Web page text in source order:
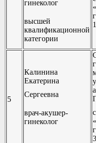
гинеколог
высшей
квалификационной
категории
5
Калинина
Екатерина
Сергеевна
врач-акушер-
гинеколог